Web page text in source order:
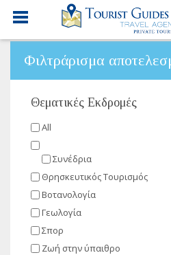
Φιλτράρισμα
Θεματικές Εκδρομές
All
Συνέδρια
Θρησκευτικός Τουρισμός
Βοτανολογία
Γεωλογία
Σπορ
Ζωή στην ύπαιθρο